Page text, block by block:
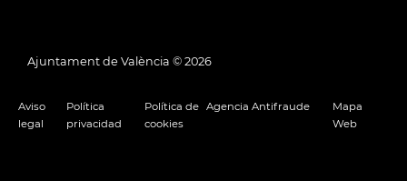
Ajuntament de València © 2026
Aviso
legal
Política
privacidad
Política de
cookies
Agencia Antifraude
Mapa
Web